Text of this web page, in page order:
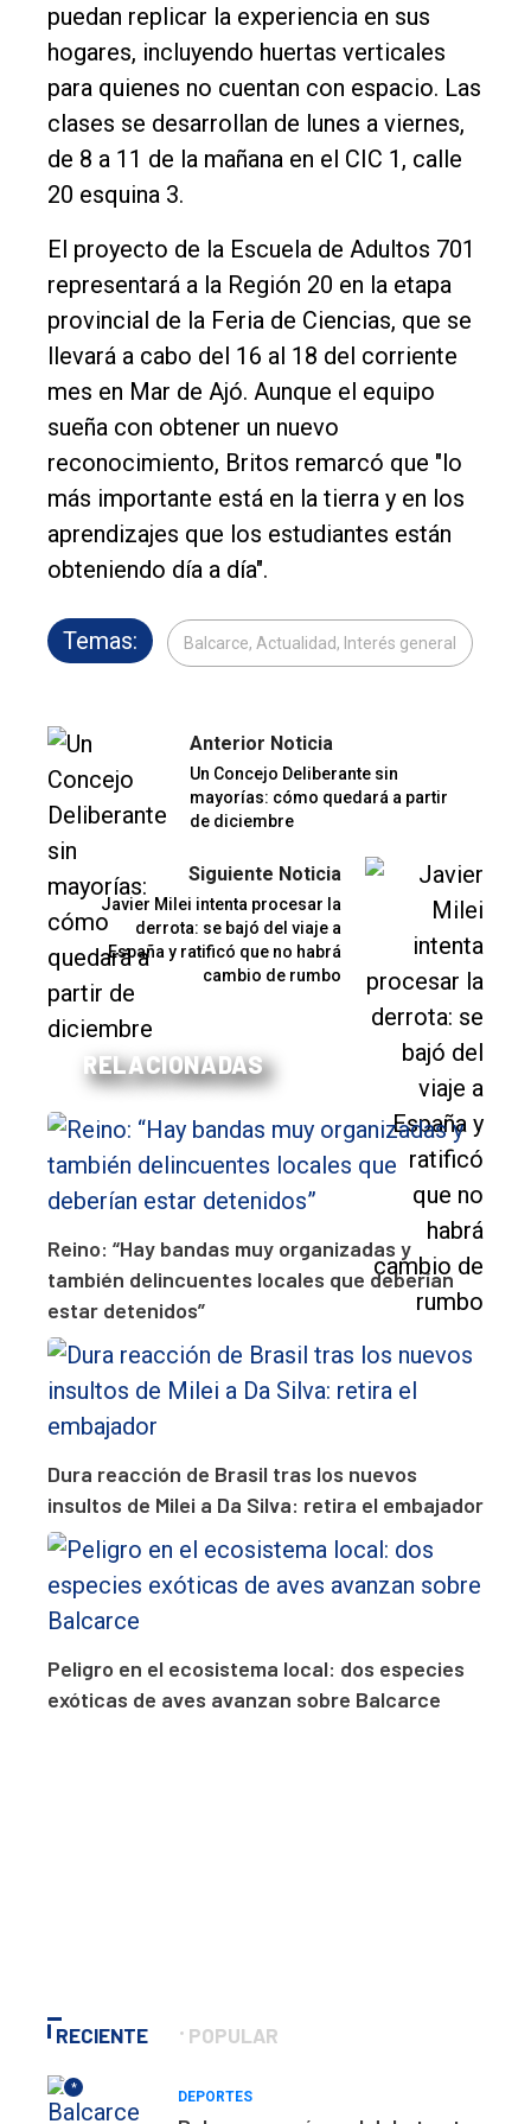
puedan replicar la experiencia en sus
hogares, incluyendo huertas verticales
para quienes no cuentan con espacio. Las
clases se desarrollan de lunes a viernes,
de 8 a 11 de la mañana en el CIC 1, calle
20 esquina 3.
El proyecto de la Escuela de Adultos 701
representará a la Región 20 en la etapa
provincial de la Feria de Ciencias, que se
llevará a cabo del 16 al 18 del corriente
mes en Mar de Ajó. Aunque el equipo
sueña con obtener un nuevo
reconocimiento, Britos remarcó que "lo
más importante está en la tierra y en los
aprendizajes que los estudiantes están
obteniendo día a día".
Temas: Balcarce, Actualidad, Interés general
Anterior Noticia
Un Concejo Deliberante sin
mayorías: cómo quedará a partir
de diciembre
Siguiente Noticia
Javier Milei intenta procesar la
derrota: se bajó del viaje a
España y ratificó que no habrá
cambio de rumbo
RELACIONADAS
Reino: “Hay bandas muy organizadas y
también delincuentes locales que deberían
estar detenidos”
Dura reacción de Brasil tras los nuevos
insultos de Milei a Da Silva: retira el embajador
Peligro en el ecosistema local: dos especies
exóticas de aves avanzan sobre Balcarce
RECIENTE POPULAR
*
DEPORTES